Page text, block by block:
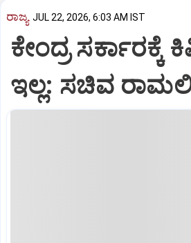
ರಾಜ್ಯ JUL 22, 2026, 6:03 AM IST
ಕೇಂದ್ರ ಸರ್ಕಾರಕ್ಕೆ
ಇಲ್ಲ: ಸಚಿವ